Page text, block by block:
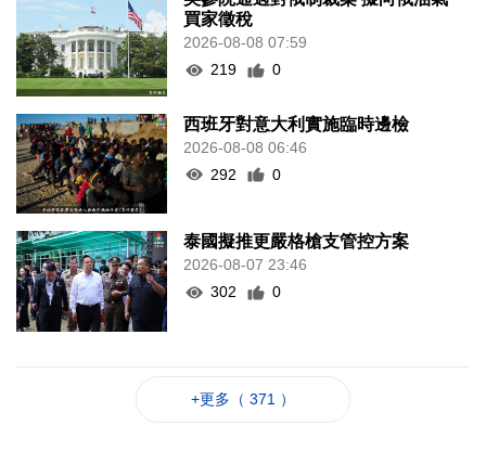
買家徵稅
2026-08-08 07:59
219
0
西班牙對意大利實施臨時邊檢
2026-08-08 06:46
292
0
泰國擬推更嚴格槍支管控方案
2026-08-07 23:46
302
0
+更多（ 371 ）